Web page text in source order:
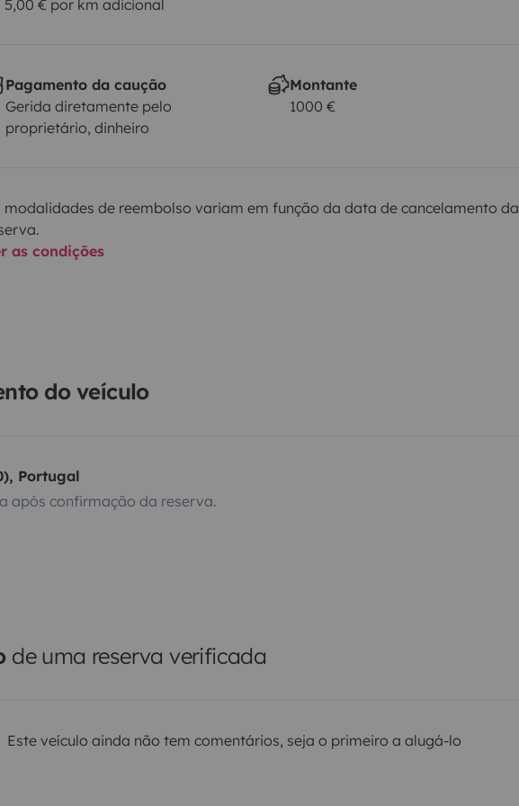
5,00 € por km adicional
Pagamento da caução
Gerida diretamente pelo
proprietário, dinheiro
Montante
1000 €
modalidades de reembolso variam em função da data de cancelamento da
as condições
do veículo
Portugal
após confirmação da reserva.
de uma reserva verificada
Este veículo ainda não tem comentários, seja o primeiro a alugá-lo